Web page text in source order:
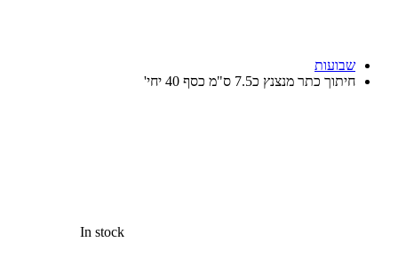
שבועות
חיתוך כתר מנצנץ כ7.5 ס"מ כסף 40 יחי'
In stock